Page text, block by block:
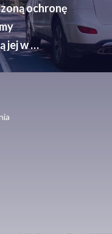
ochronę
jej w …